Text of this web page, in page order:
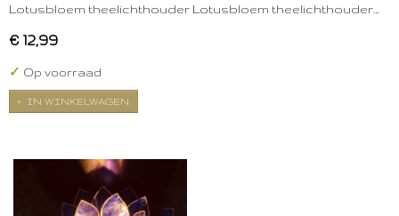
Lotusbloem theelichthouder Lotusbloem theelichthouder…
€ 12,99
✓ Op voorraad
IN WINKELWAGEN